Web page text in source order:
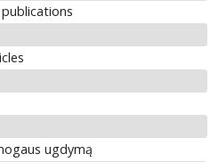
ugdymą